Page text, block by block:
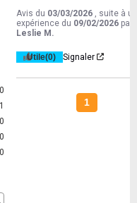
0
1
0
0
0
Avis du 03/03/2026
, suite à
expérience du 09/02/2026 par
Leslie M.
Utile(0) Signaler
1